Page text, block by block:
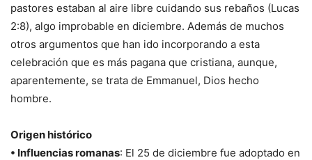
pastores estaban al aire libre cuidando sus rebaños (Lucas
2:8), algo improbable en diciembre. Además de muchos
otros argumentos que han ido incorporando a esta
celebración que es más pagana que cristiana, aunque,
aparentemente, se trata de Emmanuel, Dios hecho
hombre.
Origen histórico
• Influencias romanas: El 25 de diciembre fue adoptado en